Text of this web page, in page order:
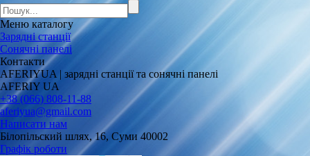
Меню каталогу
Зарядні станції
Сонячні панелі
Контакти
AFERIYUA | зарядні станції та сонячні панелі
AFERIY UA
+38 (066) 808-11-88
aferiyua@gmail.com
Написати нам
Білопільский шлях, 16, Суми 40002
Графік роботи